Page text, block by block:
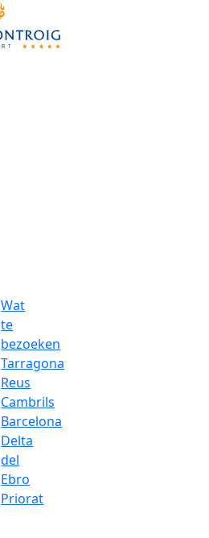
Wat
te
bezoeken
Tarragona
Reus
Cambrils
Barcelona
Delta
del
Ebro
Priorat